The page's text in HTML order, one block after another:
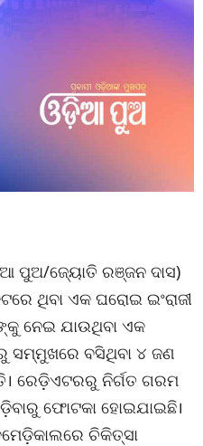
ପୁଅ/ଜ୍ୟୋତି ରଞ୍ଜନ ଦାସ)
ଥିବା ଏକ ଘରୋଇ ଇଂରାଜୀ
ନେଇ ଯାଉଥିବା ଏକ
ସମ୍ମୁଖରେ ବସିଥିବା ୪ ଜଣ
ରେଡ଼ିଏଟରରୁ ନିର୍ଗତ ଗରମ
ଫୋଟକା ହୋଇଯାଇଛି।
ଚିକିତ୍ସା